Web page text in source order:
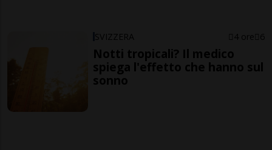
SVIZZERA 4 ore 6
Notti tropicali? Il medico
spiega l'effetto che hanno sul
sonno